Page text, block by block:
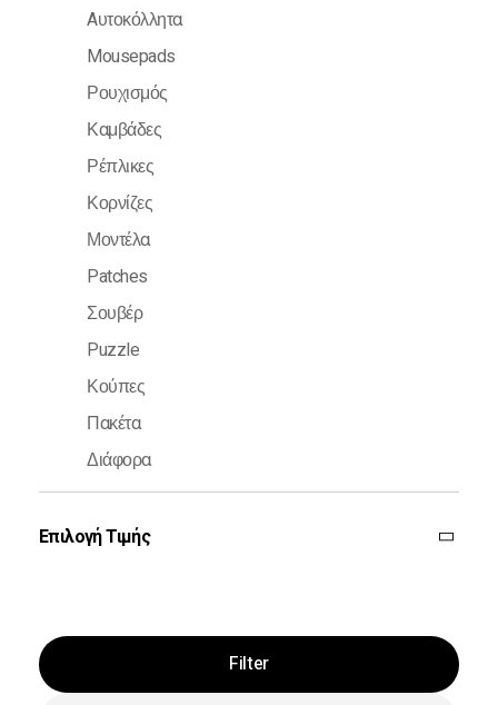
Aυτοκόλλητα
Mousepads
Ρουχισμός
Καμβάδες
Ρέπλικες
Κορνίζες
Μοντέλα
Patches
Σουβέρ
Puzzle
Κούπες
Πακέτα
Διάφορα
Επιλογή Τιμής
Filter